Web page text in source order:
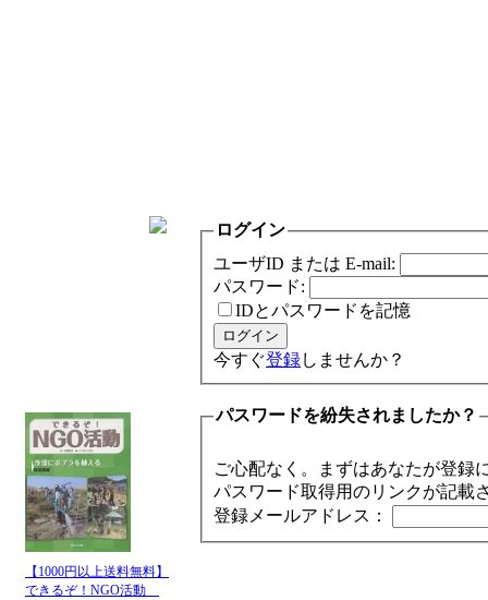
【1000円以上送料無料】
できるぞ！NGO活動
ログイン
ユーザID または E-mail:
パスワード:
IDとパスワードを記憶
今すぐ登録しませんか？
パスワードを紛失されましたか？
ご心配なく。まずはあなたが登録
パスワード取得用のリンクが記載
登録メールアドレス：